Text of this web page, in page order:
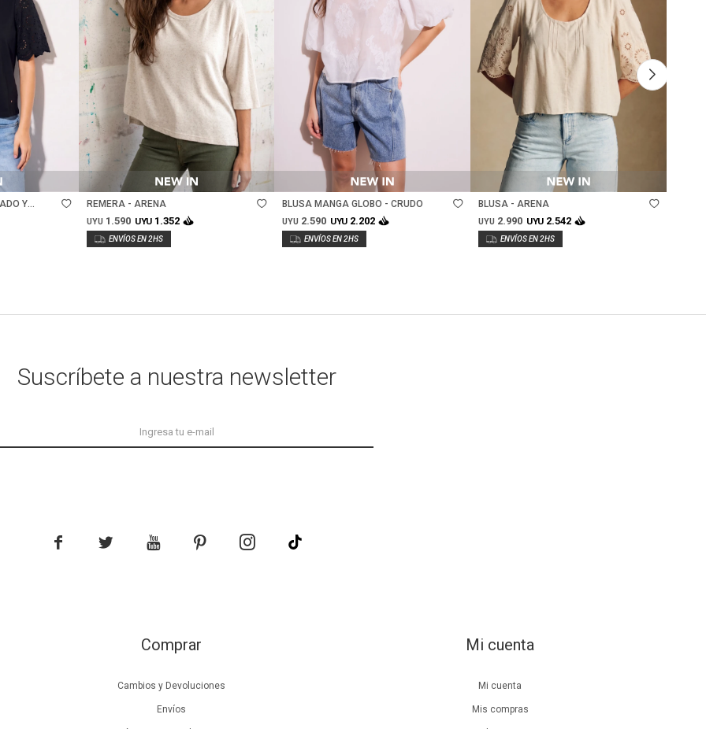
Y
Talle
REMERA - ARENA
UYU 1.590 UYU 1.352
Talle
BLUSA MANGA GLOBO - CRUDO
UYU 2.590 UYU 2.202
Talle
BLUSA - ARENA
UYU 2.990 UYU 2.542
Comprar
Cambios y Devoluciones
Envíos
Mi cuenta
Mi cuenta
Mis compras
Suscríbete a nuestra newsletter
    